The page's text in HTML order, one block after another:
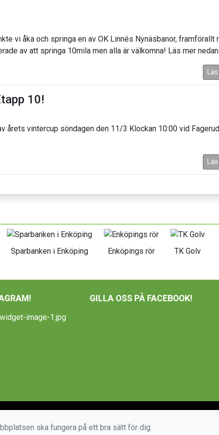
vi åka och springa en av OK Linnés Nynäsbanor, framförallt
av att springa 10mila men alla är välkomna! Läs mer nedan:
10!
årets vintercup söndagen den 11/3 Klockan 10:00 vid
Sparbanken i Enköping Enköpings rör TK Golv
GILLA OSS PÅ FACEBOOK!
ska fungera på ett bra sätt för dig.